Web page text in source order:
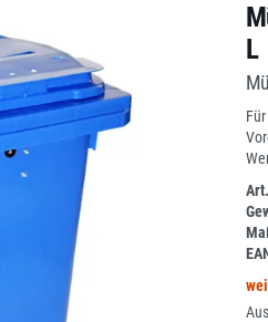
L